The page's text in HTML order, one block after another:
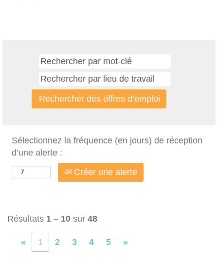
Sélectionnez la fréquence (en jours) de réception
d’une alerte :
Créer une alerte
Résultats 1 – 10 sur 48
« 1 2 3 4 5 »